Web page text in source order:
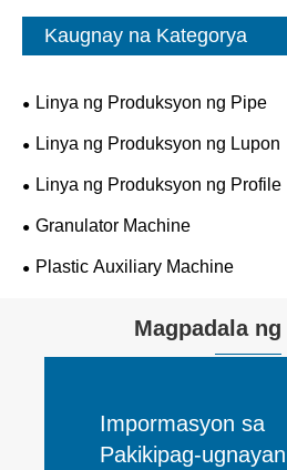
Kaugnay na Kategorya
Linya ng Produksyon ng Pipe
Linya ng Produksyon ng Lupon
Linya ng Produksyon ng Profile
Granulator Machine
Plastic Auxiliary Machine
Magpadala
Impormasyon sa
Pakikipag-ugnayan